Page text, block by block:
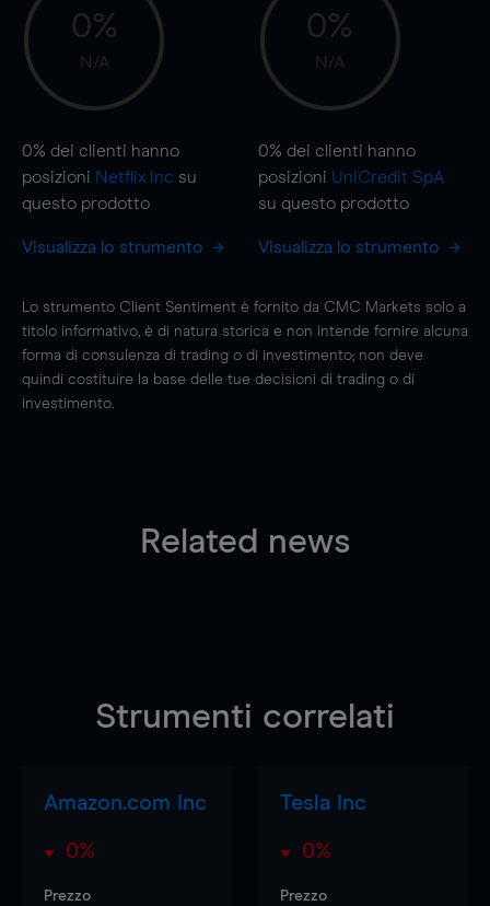
0%
N/A
0% dei clienti hanno
posizioni Netflix Inc su
questo prodotto
Visualizza lo strumento
0%
N/A
0% dei clienti hanno
posizioni UniCredit SpA
su questo prodotto
Visualizza lo strumento
Lo strumento Client Sentiment è fornito da CMC Markets solo a
titolo informativo, è di natura storica e non intende fornire alcuna
forma di consulenza di trading o di investimento; non deve
quindi costituire la base delle tue decisioni di trading o di
investimento.
Related news
Strumenti correlati
Amazon.com Inc
0%
Prezzo
Tesla Inc
0%
Prezzo